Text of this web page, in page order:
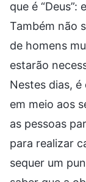
que é
Também não
de homens
estarão
Nestes dias,
em meio aos
as pessoas
para realizar
sequer um